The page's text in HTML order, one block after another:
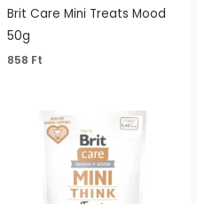
Brit Care Mini Treats Mood
50g
858 Ft